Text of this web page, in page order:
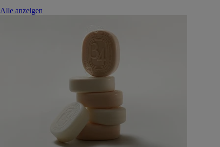
Alle anzeigen